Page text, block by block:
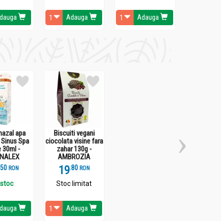
de substanţe chimice hepatotoxice,
acoperit, apoi se strecoară.
Adauga Adauga
apa
Spa
30ml -
5 RON
stoc
Biscuiti vegani
ciocolata visine fara
zahar 130g -
AMBROZIA
19.8 RON
Stoc limitat
Adauga